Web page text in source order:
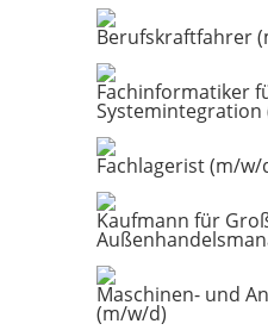
Berufskraftfahrer
Fachinformatiker
Systemintegration
Fachlagerist (m/w/
Kaufmann für
Maschinen- und
(m/w/d)